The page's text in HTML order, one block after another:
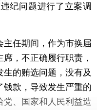
纪问题进行了立案调
任期间，作为市换届
，不正确履行职责，
的贿选问题，没有及
钱款，导致发生严重的
党、国家和人民利益造